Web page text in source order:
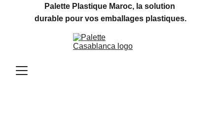
Palette Plastique Maroc, la solution
durable pour vos emballages plastiques.